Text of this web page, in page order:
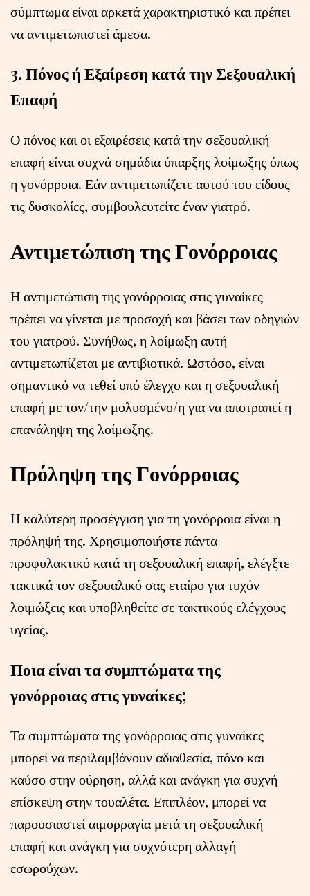
σύμπτωμα είναι αρκετά χαρακτηριστικό και πρέπει
να αντιμετωπιστεί άμεσα.
3. Πόνος ή Εξαίρεση κατά την Σεξουαλική
Επαφή
Ο πόνος και οι εξαιρέσεις κατά την σεξουαλική
επαφή είναι συχνά σημάδια ύπαρξης λοίμωξης όπως
η γονόρροια. Εάν αντιμετωπίζετε αυτού του είδους
τις δυσκολίες, συμβουλευτείτε έναν γιατρό.
Αντιμετώπιση της Γονόρροιας
Η αντιμετώπιση της γονόρροιας στις γυναίκες
πρέπει να γίνεται με προσοχή και βάσει των οδηγιών
του γιατρού. Συνήθως, η λοίμωξη αυτή
αντιμετωπίζεται με αντιβιοτικά. Ωστόσο, είναι
σημαντικό να τεθεί υπό έλεγχο και η σεξουαλική
επαφή με τον/την μολυσμένο/η για να αποτραπεί η
επανάληψη της λοίμωξης.
Πρόληψη της Γονόρροιας
Η καλύτερη προσέγγιση για τη γονόρροια είναι η
πρόληψή της. Χρησιμοποιήστε πάντα
προφυλακτικό κατά τη σεξουαλική επαφή, ελέγξτε
τακτικά τον σεξουαλικό σας εταίρο για τυχόν
λοιμώξεις και υποβληθείτε σε τακτικούς ελέγχους
υγείας.
Ποια είναι τα συμπτώματα της
γονόρροιας στις γυναίκες;
Τα συμπτώματα της γονόρροιας στις γυναίκες
μπορεί να περιλαμβάνουν αδιαθεσία, πόνο και
καύσο στην ούρηση, αλλά και ανάγκη για συχνή
επίσκεψη στην τουαλέτα. Επιπλέον, μπορεί να
παρουσιαστεί αιμορραγία μετά τη σεξουαλική
επαφή και ανάγκη για συχνότερη αλλαγή
εσωρούχων.